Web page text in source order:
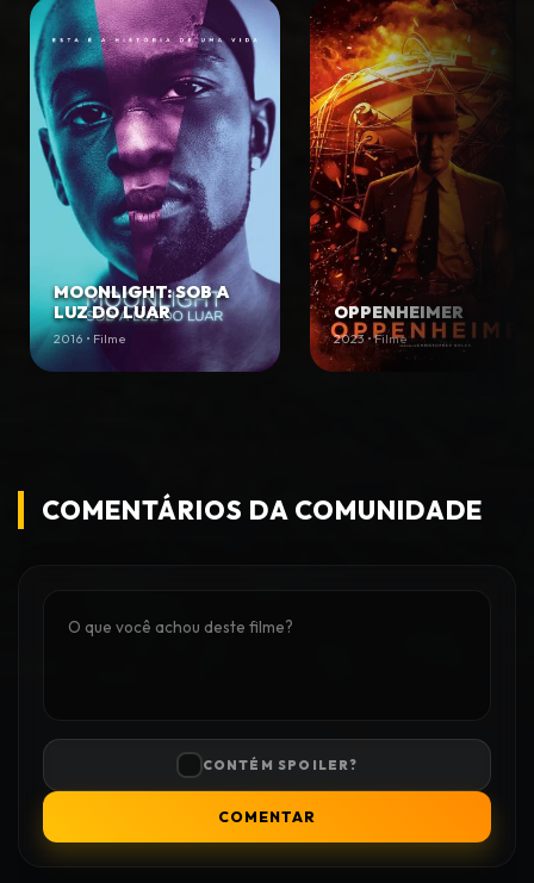
MOONLIGHT: SOB A
LUZ DO LUAR
2016 • Filme
OPPENHEIMER
2023 • Filme
COMENTÁRIOS DA COMUNIDADE
CONTÉM SPOILER?
COMENTAR